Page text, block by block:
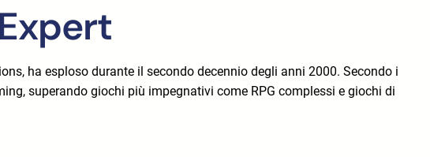
ha esploso durante il secondo decennio degli anni 2000. Secondo i
superando giochi più impegnativi come RPG complessi e giochi di